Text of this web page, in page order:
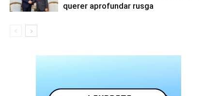
querer aprofundar rusga